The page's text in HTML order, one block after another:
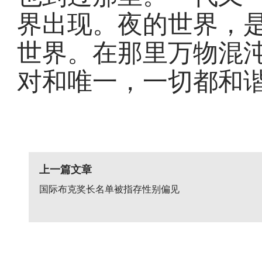
界出现。夜的世界，
世界。在那里万物混
对和唯一，一切都和
上一篇文章
国际布克奖长名单被指存性别偏见